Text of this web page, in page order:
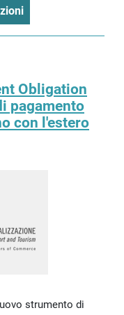
Obligation
pagamento
con l'estero
strumento di